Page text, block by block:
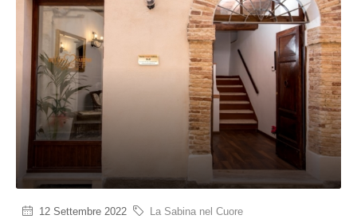
12 Settembre 2022 La Sabina nel Cuore